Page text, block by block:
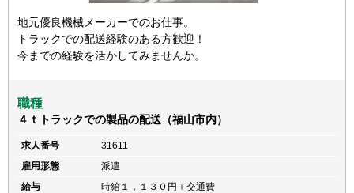
地元優良機械メーカーでのお仕事。
トラックでの配送経験のある方歓迎！
今までの経験を活かしてみませんか。
職種
４ｔトラックでの製品の配送（福山市内）
求人番号
31611
雇用形態
派遣
給与
時給１，１３０円＋交通費